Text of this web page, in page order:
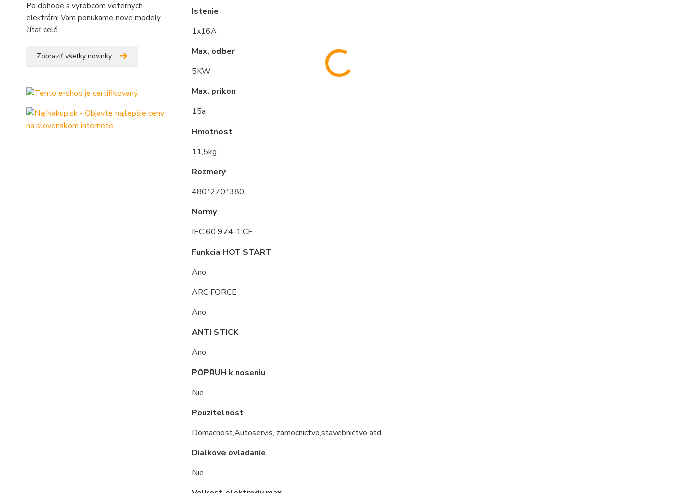
Po dohode s vyrobcom veternych
elektrárni Vam ponukame nove modely.
čítať celé
Zobraziť všetky novinky
Istenie
1x16A
Max. odber
5KW
Max. prikon
15a
Hmotnost
11,5kg
Rozmery
480*270*380
Normy
IEC 60 974-1;CE
Funkcia HOT START
Ano
ARC FORCE
Ano
ANTI STICK
Ano
POPRUH k noseniu
Nie
Pouzitelnost
Domacnost,Autoservis, zamocnictvo,stavebnictvo atd.
Dialkove ovladanie
Nie